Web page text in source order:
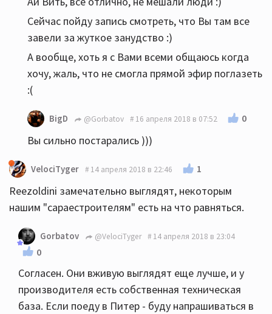
Сейчас пойду запись смотреть, что Вы там все
завели за жуткое занудство :)
А вообще, хоть я с Вами всеми общаюсь когда
хочу, жаль, что не смогла прямой эфир поглазеть
:(
BigD @Gorbatov 16 апреля 2018 в 07:52 0
Вы сильно постарались )))
VelociTyger 14 апреля 2018 в 22:46 1
Reezoldini замечательно выглядят, некоторым
нашим "сараестроителям" есть на что равняться.
Gorbatov @VelociTyger 14 апреля 2018 в 23:04
0
Согласен. Они вживую выглядят еще лучше, и у
производителя есть собственная техническая
база. Если поеду в Питер - буду напрашиваться в